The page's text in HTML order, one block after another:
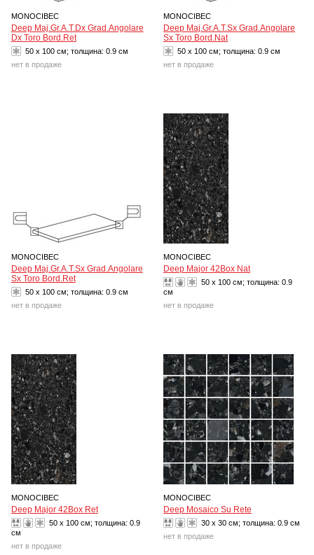
MONOCIBEC
Deep Maj.Gr.A.T.Dx Grad.Angolare
Dx Toro Bord.Ret
50 x 100 см; толщина: 0.9 см
нет в продаже
MONOCIBEC
Deep Maj.Gr.A.T.Sx Grad.Angolare
Sx Toro Bord.Nat
50 x 100 см; толщина: 0.9 см
нет в продаже
MONOCIBEC
Deep Maj.Gr.A.T.Sx Grad.Angolare
Sx Toro Bord.Ret
50 x 100 см; толщина: 0.9 см
нет в продаже
MONOCIBEC
Deep Major 42Box Nat
50 x 100 см; толщина: 0.9
см
нет в продаже
MONOCIBEC
Deep Major 42Box Ret
50 x 100 см; толщина: 0.9
см
нет в продаже
MONOCIBEC
Deep Mosaico Su Rete
30 x 30 см; толщина: 0.9 см
нет в продаже